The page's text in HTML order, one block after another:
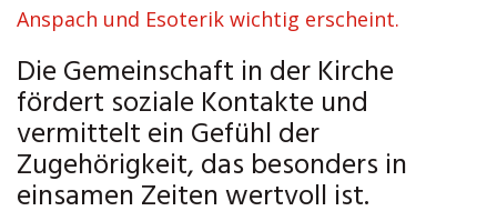
Anspach und Esoterik wichtig erscheint.
Die Gemeinschaft in der Kirche
fördert soziale Kontakte und
vermittelt ein Gefühl der
Zugehörigkeit, das besonders in
einsamen Zeiten wertvoll ist.